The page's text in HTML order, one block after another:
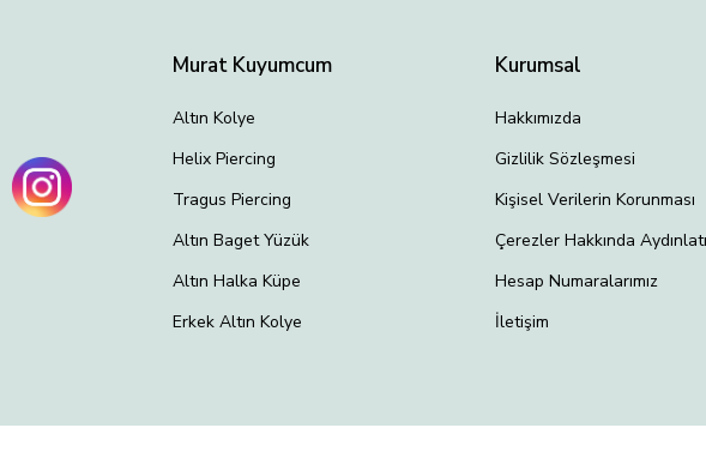
Murat Kuyumcum
Altın Kolye
Helix Piercing
Tragus Piercing
Altın Baget Yüzük
Altın Halka Küpe
Erkek Altın Kolye
Kurumsal
Hakkımızda
Gizlilik Sözleşmesi
Kişisel Verilerin Korunması
Çerezler Hakkında
Hesap Numaralarımız
İletişim